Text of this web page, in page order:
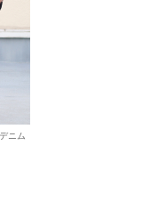
ニム